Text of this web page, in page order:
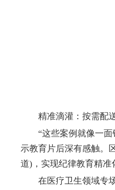
精准滴灌：按需配
“这些案例就像一面镜
示教育片后深有感触。
道)，实现纪律教育精准
在医疗卫生领域专场